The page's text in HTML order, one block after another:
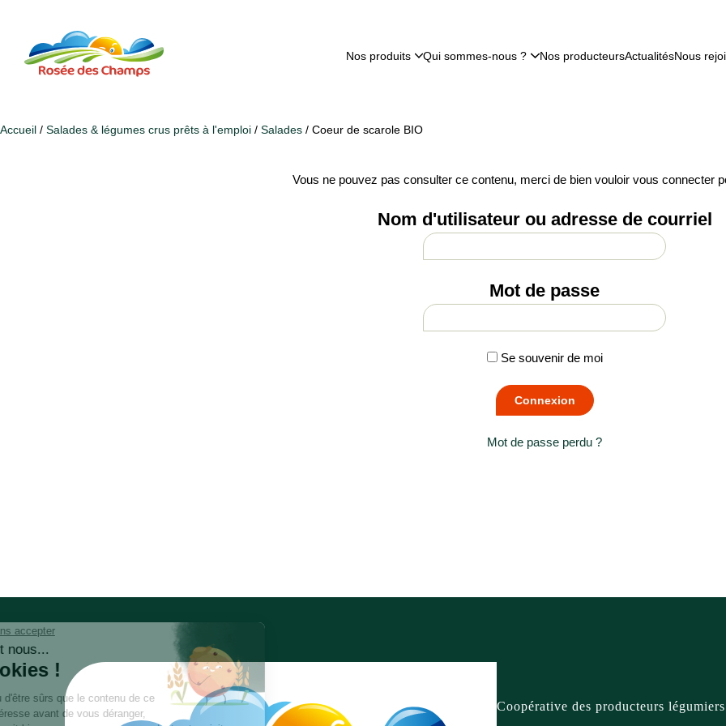
Nos produits Qui sommes-nous ? Nos producteursActualitésNous
Accueil / Salades & légumes crus prêts à l'emploi / Salades / Coeur de scarole BIO
Vous ne pouvez pas consulter ce contenu, merci de bien vouloir vous connecter
Nom d'utilisateur ou adresse de courriel
Mot de passe
Se souvenir de moi
Mot de passe perdu ?
Coopérative des producteurs légumiers